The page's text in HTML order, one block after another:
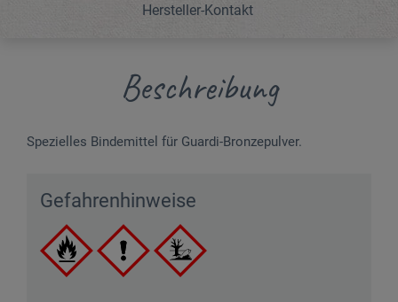
Hersteller-Kontakt
Beschreibung
Spezielles Bindemittel für Guardi-Bronzepulver.
Gefahrenhinweise